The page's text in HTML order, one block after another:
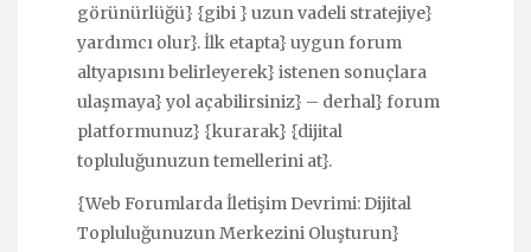
görünürlüğü} {gibi } uzun vadeli stratejiye}
yardımcı olur}. İlk etapta} uygun forum
altyapısını belirleyerek} istenen sonuçlara
ulaşmaya} yol açabilirsiniz} – derhal} forum
platformunuz} {kurarak} {dijital
topluluğunuzun temellerini at}.
{Web Forumlarda İletişim Devrimi: Dijital
Topluluğunuzun Merkezini Oluşturun}